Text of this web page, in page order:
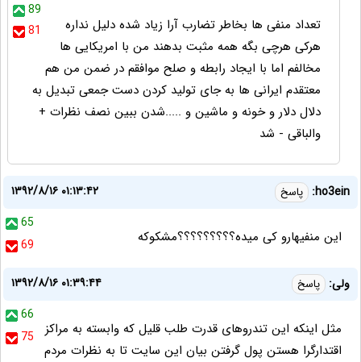
89
81
تعداد منفی ها بخاطر تضارب آرا زیاد شده دلیل نداره
هرکی هرچی بگه همه مثبت بدهند من با امریکایی ها
مخالفم اما با ایجاد رابطه و صلح موافقم در ضمن من هم
معتقدم ایرانی ها به جای تولید کردن دست جمعی تبدیل به
دلال دلار و خونه و ماشین و .....شدن ببین نصف نظرات +
والباقی - شد
ho3ein: پاسخ
۱۳۹۲/۸/۱۶ ۰۱:۱۳:۴۲
65
69
این منفیهارو کی میده؟؟؟؟؟؟؟؟؟مشکوکه
ولی: پاسخ
۱۳۹۲/۸/۱۶ ۰۱:۳۹:۴۴
66
75
مثل اینکه این تندروهای قدرت طلب قلیل که وابسته به مراکز
اقتدارگرا هستن پول گرفتن بیان این سایت تا به نظرات مردم